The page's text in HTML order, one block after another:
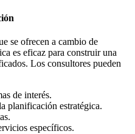
se ofrecen a cambio de
es eficaz para construir una
Los consultores pueden
de interés.
planificación estratégica.
específicos.